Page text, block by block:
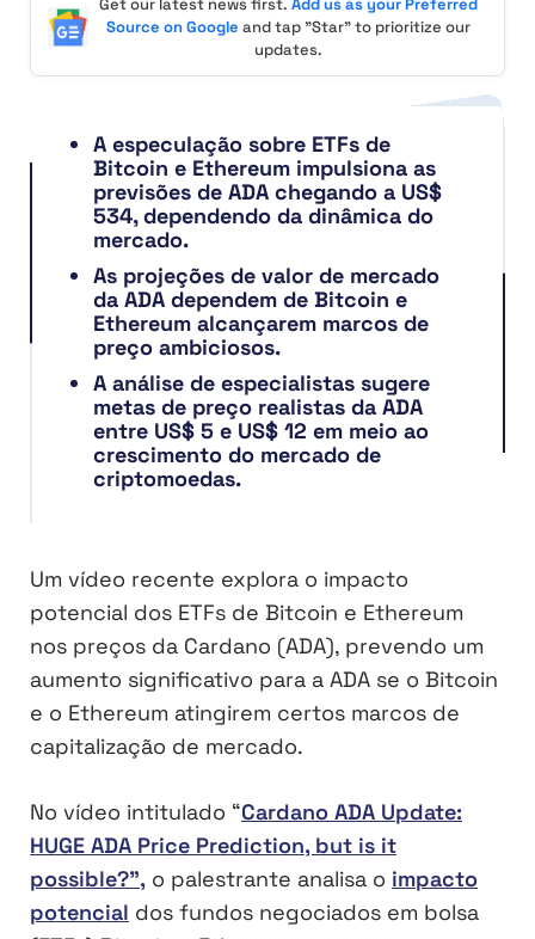
Get our latest news first. Add us as your Preferred
Source on Google and tap "Star" to prioritize our
updates.
A especulação sobre ETFs de
Bitcoin e Ethereum impulsiona as
previsões de ADA chegando a US$
534, dependendo da dinâmica do
mercado.
As projeções de valor de mercado
da ADA dependem de Bitcoin e
Ethereum alcançarem marcos de
preço ambiciosos.
A análise de especialistas sugere
metas de preço realistas da ADA
entre US$ 5 e US$ 12 em meio ao
crescimento do mercado de
criptomoedas.
Um vídeo recente explora o impacto
potencial dos ETFs de Bitcoin e Ethereum
nos preços da Cardano (ADA), prevendo um
aumento significativo para a ADA se o Bitcoin
e o Ethereum atingirem certos marcos de
capitalização de mercado.
No vídeo intitulado “Cardano ADA Update:
HUGE ADA Price Prediction, but is it
possible?”, o palestrante analisa o impacto
potencial dos fundos negociados em bolsa